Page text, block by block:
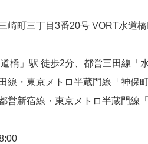
崎町三丁目3番20号 VORT水道
橋」駅 徒歩2分、都営三田線「
線・東京メトロ半蔵門線「神保
営新宿線・東京メトロ半蔵門線